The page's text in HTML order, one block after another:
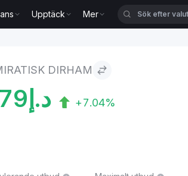
Upptäck Mer
DIRHAM
د.إ +7.04%